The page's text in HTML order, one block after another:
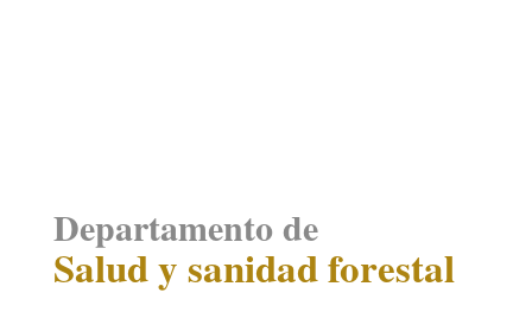
Departamento de
Salud y sanidad forestal